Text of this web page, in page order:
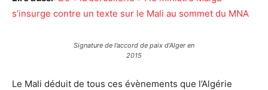
s’insurge contre un texte sur le Mali au sommet du MNA
Signature de l’accord de paix d’Alger en
2015
Le Mali déduit de tous ces évènements que l’Algérie